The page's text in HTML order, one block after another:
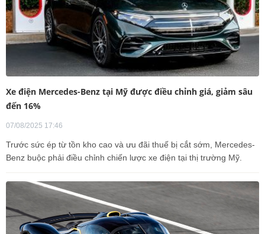
Xe điện Mercedes-Benz tại Mỹ được điều chỉnh giá, giảm sâu
đến 16%
07/08/2025 17:46
Trước sức ép từ tồn kho cao và ưu đãi thuế bị cắt sớm, Mercedes-
Benz buộc phải điều chỉnh chiến lược xe điện tại thị trường Mỹ.